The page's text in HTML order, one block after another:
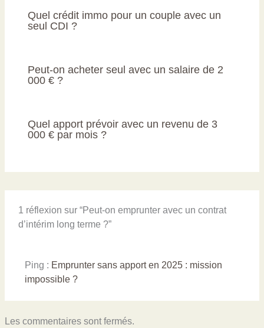
Quel crédit immo pour un couple avec un
seul CDI ?
Peut-on acheter seul avec un salaire de 2
000 € ?
Quel apport prévoir avec un revenu de 3
000 € par mois ?
1 réflexion sur “Peut-on emprunter avec un contrat
d’intérim long terme ?”
Ping : Emprunter sans apport en 2025 : mission
impossible ?
Les commentaires sont fermés.